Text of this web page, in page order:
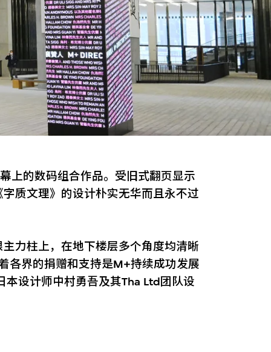
上的数码组合作品。受旧式翻页显示
质文理》的设计朴实无华而且永不过
力柱上，在地下楼层多个角度均清晰
各界的捐赠和支持是M+持续成功发展
设计师中村勇吾及其Tha Ltd团队设